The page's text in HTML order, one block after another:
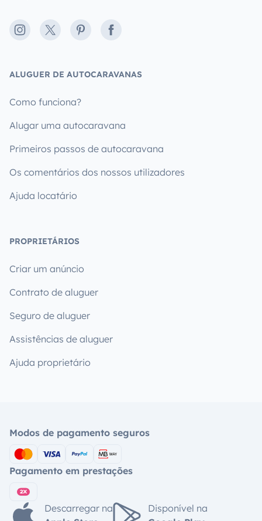
Instagram
X PinterestFacebook
ALUGUER DE AUTOCARAVANAS
Como funciona?
Alugar uma autocaravana
Primeiros passos de autocaravana
Os comentários dos nossos utilizadores
Ajuda locatário
PROPRIETÁRIOS
Criar um anúncio
Contrato de aluguer
Seguro de aluguer
Assistências de aluguer
Ajuda proprietário
Modos de pagamento seguros
Pagamento em prestações
Descarregar na
Disponível na